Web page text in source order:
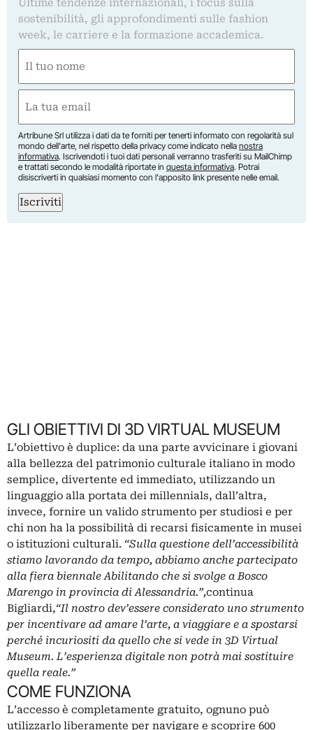
Ultime tendenze internazionali, i focus sulla
sostenibilità, gli approfondimenti sulle fashion
week, le carriere e la formazione accademica.
(Required)
First
(Required)
Artribune Srl utilizza i dati da te forniti per tenerti informato con regolarità sul
mondo dell'arte, nel rispetto della privacy come indicato nella nostra
informativa. Iscrivendoti i tuoi dati personali verranno trasferiti su MailChimp
e trattati secondo le modalità riportate in questa informativa. Potrai
disiscriverti in qualsiasi momento con l'apposito link presente nelle email.
Iscriviti
GLI OBIETTIVI DI 3D VIRTUAL MUSEUM
L’obiettivo è duplice: da una parte avvicinare i giovani
alla bellezza del patrimonio culturale italiano in modo
semplice, divertente ed immediato, utilizzando un
linguaggio alla portata dei millennials, dall’altra,
invece, fornire un valido strumento per studiosi e per
chi non ha la possibilità di recarsi fisicamente in musei
o istituzioni culturali. “Sulla questione dell’accessibilità
stiamo lavorando da tempo, abbiamo anche partecipato
alla fiera biennale Abilitando che si svolge a Bosco
Marengo in provincia di Alessandria.”,continua
Bigliardi,“Il nostro dev’essere considerato uno strumento
per incentivare ad amare l’arte, a viaggiare e a spostarsi
perché incuriositi da quello che si vede in 3D Virtual
Museum. L’esperienza digitale non potrà mai sostituire
quella reale.”
COME FUNZIONA
L’accesso è completamente gratuito, ognuno può
utilizzarlo liberamente per navigare e scoprire 600